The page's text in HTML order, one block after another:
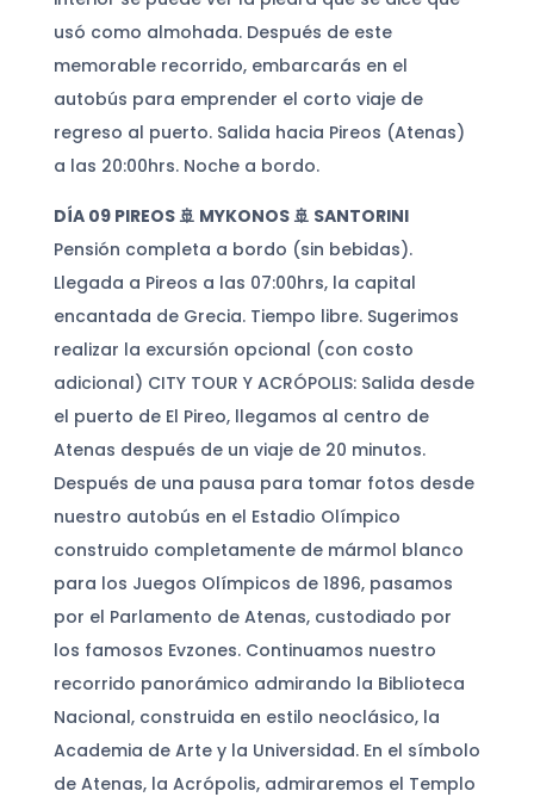
usó como almohada. Después de este
memorable recorrido, embarcarás en el
autobús para emprender el corto viaje de
regreso al puerto. Salida hacia Pireos (Atenas)
a las 20:00hrs. Noche a bordo.
DÍA 09 PIREOS 🚢 MYKONOS 🚢 SANTORINI
Pensión completa a bordo (sin bebidas).
Llegada a Pireos a las 07:00hrs, la capital
encantada de Grecia. Tiempo libre. Sugerimos
realizar la excursión opcional (con costo
adicional) CITY TOUR Y ACRÓPOLIS: Salida desde
el puerto de El Pireo, llegamos al centro de
Atenas después de un viaje de 20 minutos.
Después de una pausa para tomar fotos desde
nuestro autobús en el Estadio Olímpico
construido completamente de mármol blanco
para los Juegos Olímpicos de 1896, pasamos
por el Parlamento de Atenas, custodiado por
los famosos Evzones. Continuamos nuestro
recorrido panorámico admirando la Biblioteca
Nacional, construida en estilo neoclásico, la
Academia de Arte y la Universidad. En el símbolo
de Atenas, la Acrópolis, admiraremos el Templo